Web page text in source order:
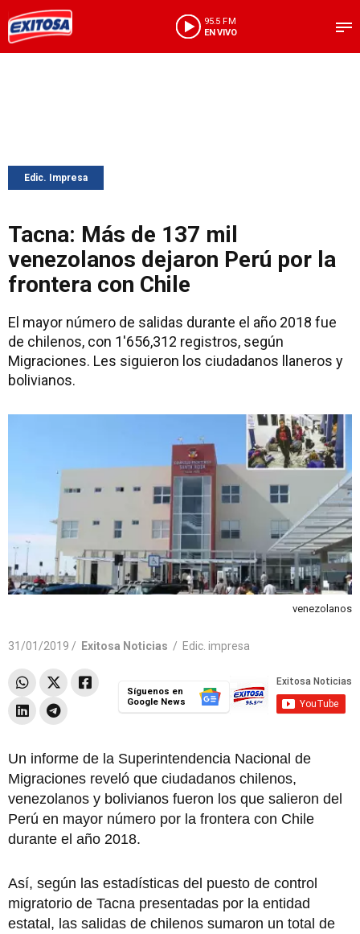
95.5 FM
EN VIVO
Edic. Impresa
Tacna: Más de 137 mil
venezolanos dejaron Perú por la
frontera con Chile
El mayor número de salidas durante el año 2018 fue
de chilenos, con 1'656,312 registros, según
Migraciones. Les siguieron los ciudadanos llaneros y
bolivianos.
venezolanos
31/01/2019 / Exitosa Noticias / Edic. impresa
Síguenos en
Google News
Un informe de la Superintendencia Nacional de
Migraciones reveló que ciudadanos chilenos,
venezolanos y bolivianos fueron los que salieron del
Perú en mayor número por la frontera con Chile
durante el año 2018.
Así, según las estadísticas del puesto de control
migratorio de Tacna presentadas por la entidad
estatal, las salidas de chilenos sumaron un total de